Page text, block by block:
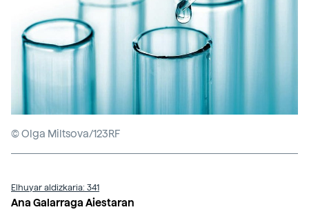
© Olga Miltsova/123RF
Elhuyar aldizkaria: 341
Ana Galarraga Aiestaran